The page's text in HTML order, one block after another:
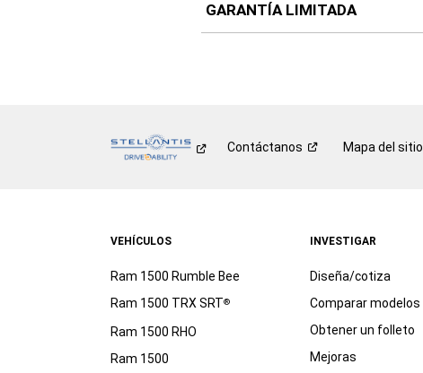
GARANTÍA LIMITADA
Contáctanos Mapa del sitio
VEHÍCULOS
Ram 1500 Rumble Bee
Ram 1500 TRX SRT®
Ram 1500 RHO
Ram 1500
INVESTIGAR
Diseña/cotiza
Comparar modelos
Obtener un folleto
Mejoras